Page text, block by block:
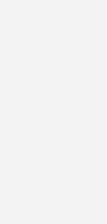
und Gewerbe die
Doch trotz
eine leichte
Der Treiber ist
die
Eigenverbrauchs von
von Lastspitzen,
Signal, dass der Zubau
Windelen.
fortschreitende
„Denn wir sehen